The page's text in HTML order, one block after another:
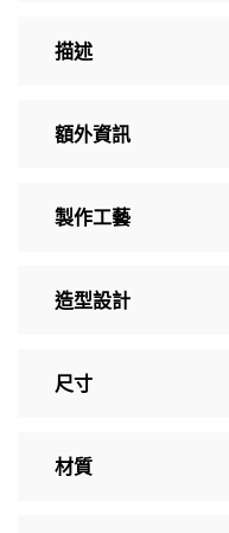
描述
額外資訊
製作工藝
造型設計
尺寸
材質